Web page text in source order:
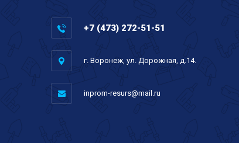
+7 (473) 272-51-51
г. Воронеж, ул. Дорожная, д.14.
inprom-resurs@mail.ru